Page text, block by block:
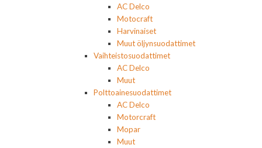
AC Delco
Motocraft
Harvinaiset
Muut öljynsuodattimet
Vaihteistosuodattimet
AC Delco
Muut
Polttoainesuodattimet
AC Delco
Motorcraft
Mopar
Muut